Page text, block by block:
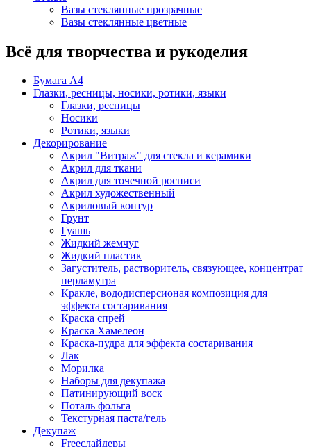
Вазы стеклянные прозрачные
Вазы стеклянные цветные
Всё для творчества и рукоделия
Бумага А4
Глазки, ресницы, носики, ротики, языки
Глазки, ресницы
Носики
Ротики, языки
Декорирование
Акрил "Витраж" для стекла и керамики
Акрил для ткани
Акрил для точечной росписи
Акрил художественный
Акриловый контур
Грунт
Гуашь
Жидкий жемчуг
Жидкий пластик
Загуститель, растворитель, связующее, концентрат
перламутра
Кракле, вододисперсионая композиция для
эффекта состаривания
Краска спрей
Краска Хамелеон
Краска-пудра для эффекта состаривания
Лак
Морилка
Наборы для декупажа
Патинирующий воск
Поталь фольга
Текстурная паста/гель
Декупаж
Freeслайдеры